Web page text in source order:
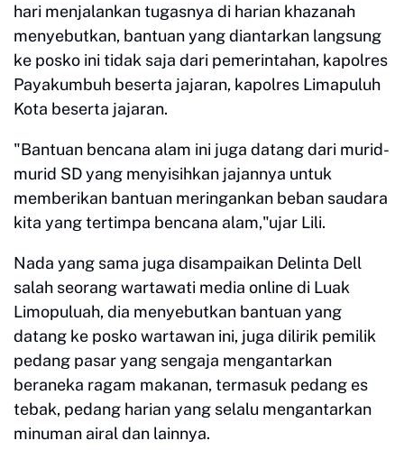
hari menjalankan tugasnya di harian khazanah
menyebutkan, bantuan yang diantarkan langsung
ke posko ini tidak saja dari pemerintahan, kapolres
Payakumbuh beserta jajaran, kapolres Limapuluh
Kota beserta jajaran.
"Bantuan bencana alam ini juga datang dari murid-
murid SD yang menyisihkan jajannya untuk
memberikan bantuan meringankan beban saudara
kita yang tertimpa bencana alam,"ujar Lili.
Nada yang sama juga disampaikan Delinta Dell
salah seorang wartawati media online di Luak
Limopuluah, dia menyebutkan bantuan yang
datang ke posko wartawan ini, juga dilirik pemilik
pedang pasar yang sengaja mengantarkan
beraneka ragam makanan, termasuk pedang es
tebak, pedang harian yang selalu mengantarkan
minuman airal dan lainnya.